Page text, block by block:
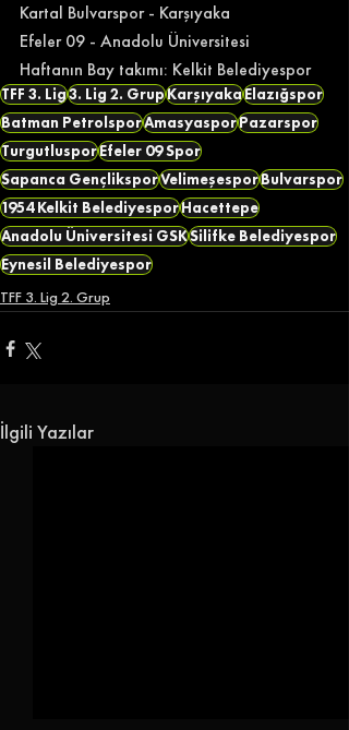
Kartal Bulvarspor - Karşıyaka
Efeler 09 - Anadolu Üniversitesi
Haftanın Bay takımı: Kelkit Belediyespor
TFF 3. Lig3. Lig 2. GrupKarşıyakaElazığspor
Batman PetrolsporAmasyasporPazarspor
TurgutlusporEfeler 09 Spor
Sapanca GençliksporVelimeşesporBulvarspor
1954 Kelkit BelediyesporHacettepe
Anadolu Üniversitesi GSKSilifke Belediyespor
Eynesil Belediyespor
TFF 3. Lig 2. Grup
İlgili Yazılar